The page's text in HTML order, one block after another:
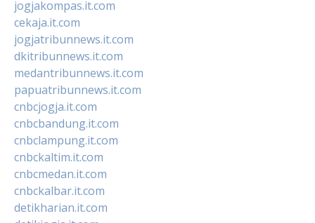
jogjakompas.it.com
cekaja.it.com
jogjatribunnews.it.com
dkitribunnews.it.com
medantribunnews.it.com
papuatribunnews.it.com
cnbcjogja.it.com
cnbcbandung.it.com
cnbclampung.it.com
cnbckaltim.it.com
cnbcmedan.it.com
cnbckalbar.it.com
detikharian.it.com